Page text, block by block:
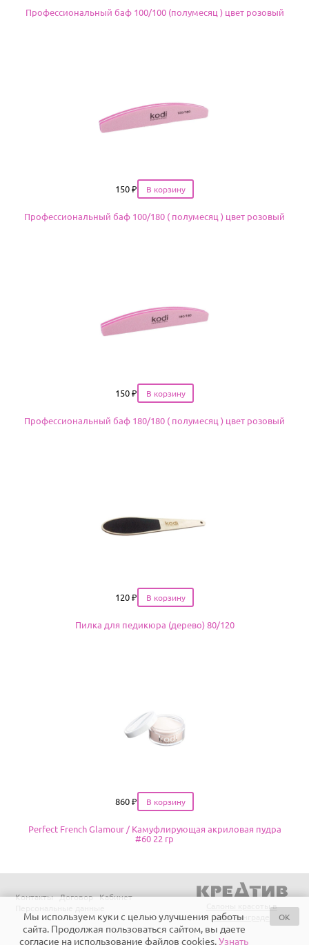
Профессиональный баф 100/100 (полумесяц ) цвет розовый
Цена
150 ₽
Профессиональный баф 100/180 ( полумесяц ) цвет розовый
Цена
150 ₽
Профессиональный баф 180/180 ( полумесяц ) цвет розовый
Цена
120 ₽
Пилка для педикюра (дерево) 80/120
Цена
860 ₽
Perfect French Glamour / Камуфлирующая акриловая пудра
#60 22 гр
Контакты Договор Кабинет
Салоны красоты в
Калининграде
Мы используем куки с целью улучшения работы
сайта. Продолжая пользоваться сайтом, вы даете
согласие на использование файлов cookies.Узнать
OK